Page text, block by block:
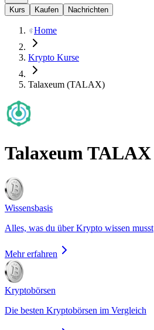
Kurs Kaufen Nachrichten
Home
Krypto Kurse
Talaxeum (TALAX)
TalaxeumTALAX
Wissensbasis
Alles, was du über Krypto wissen musst
Mehr erfahren
Kryptobörsen
Die besten Kryptobörsen im Vergleich